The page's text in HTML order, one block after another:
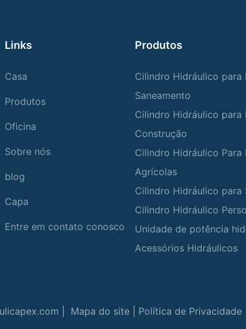
Links
Casa
Produtos
Oficina
Sobre nós
blog
Capa
Entre em contato conosco
Produtos
Cilindro Hidráulico para
Saneamento
Cilindro Hidráulico para
Construção
Cilindro Hidráulico Para
Agrícolas
Cilindro Hidráulico para
Cilindro Hidráulico
Unidade de potência
Acessórios Hidráulicos
| Mapa do site Política de Privacidade